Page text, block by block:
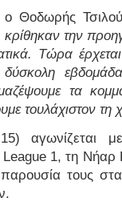
Θοδωρής
την
Τώρα
τα
τουλάχιστον
αγωνίζεται
1, τη Νήαρ
παρουσία τους